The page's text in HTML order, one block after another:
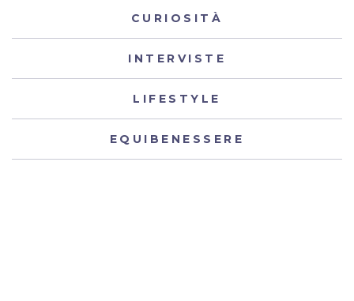
CURIOSITÀ
INTERVISTE
LIFESTYLE
EQUIBENESSERE